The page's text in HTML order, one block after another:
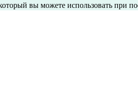
вы можете использовать при